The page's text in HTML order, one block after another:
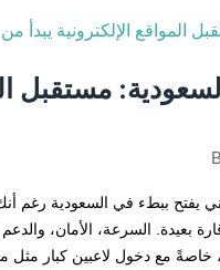
مستقبل
يفتح ببطء في السعودية رغم
بعيدة. السرعة، الأمان،